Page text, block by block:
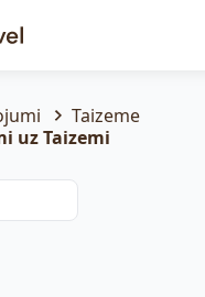
Taizeme
uz Taizemi